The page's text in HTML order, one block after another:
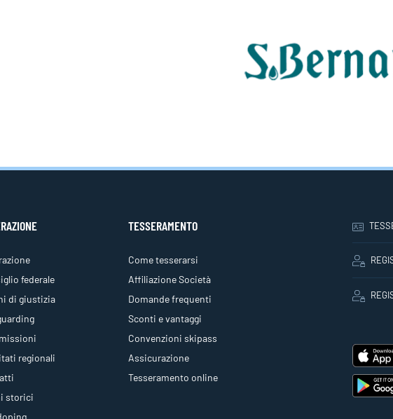
federale
di giustizia
regionali
storici
TESSERAMENTO
Come tesserarsi
Affiliazione Società
Domande frequenti
Sconti e vantaggi
Convenzioni skipass
Assicurazione
Tesseramento online